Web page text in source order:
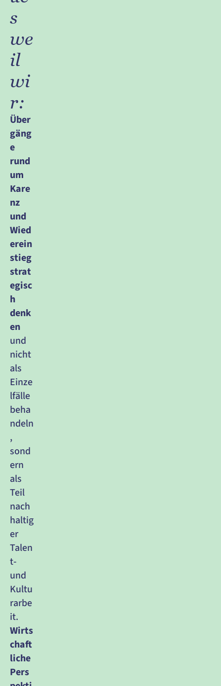
s
we
il
wi
r:
Über
gäng
e
rund
um
Kare
nz
und
Wied
erein
stieg
strat
egisc
h
denk
en
und
nicht
als
Einze
lfälle
beha
ndeln
,
sond
ern
als
Teil
nach
haltig
er
Talen
t‑
und
Kultu
rarbe
it.
Wirts
chaft
liche
Pers